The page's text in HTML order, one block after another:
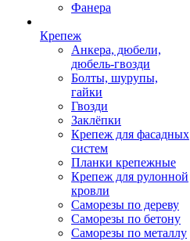
Фанера
Крепеж
Анкера, дюбели,
дюбель-гвозди
Болты, шурупы,
гайки
Гвозди
Заклёпки
Крепеж для фасадных
систем
Планки крепежные
Крепеж для рулонной
кровли
Саморезы по дереву
Саморезы по бетону
Саморезы по металлу